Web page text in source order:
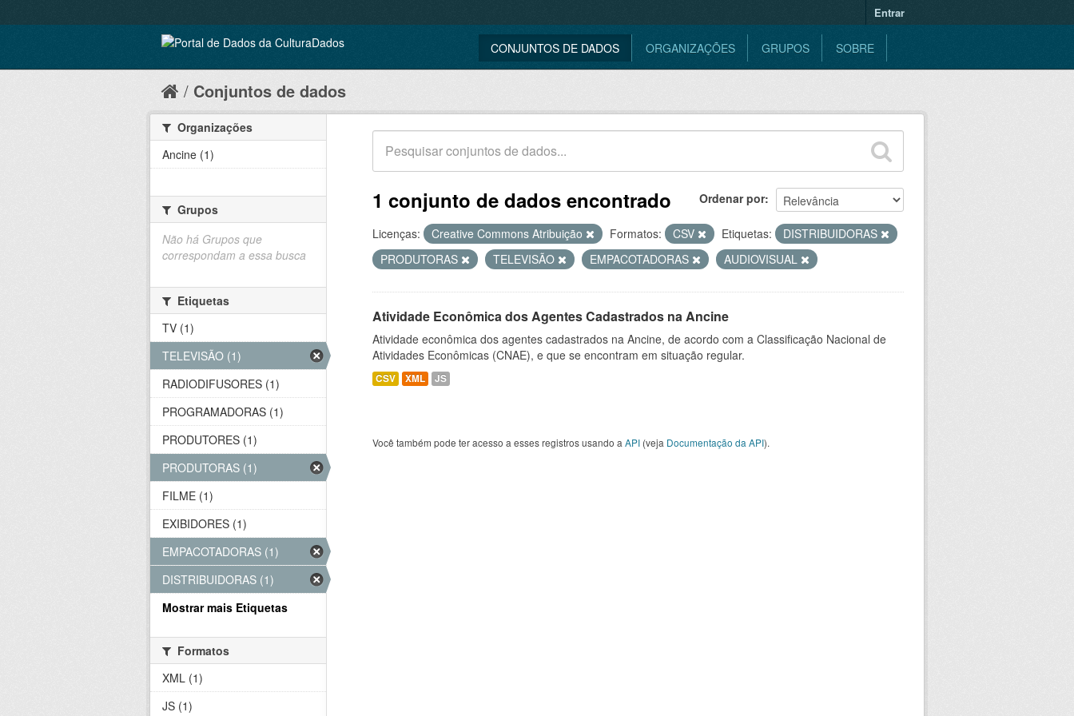
Entrar
CONJUNTOS DE DADOS ORGANIZAÇÕES GRUPOS SOBRE
Conjuntos de dados
Ordenar por
1 conjunto de dados encontrado
Licenças: Creative Commons Atribuição Formatos: CSV Etiquetas:
DISTRIBUIDORAS
PRODUTORAS
TELEVISÃO EMPACOTADORAS AUDIOVISUAL
Atividade Econômica dos Agentes Cadastrados na Ancine
Atividade econômica dos agentes cadastrados na Ancine, de acordo com a Classificação Nacional de
Atividades Econômicas (CNAE), e que se encontram em situação regular.
CSV XML JS
Você também pode ter acesso a esses registros usando a API (veja Documentação da API).
Organizações
Ancine (1)
Grupos
Não há Grupos que
correspondam a essa busca
Etiquetas
TV (1)
TELEVISÃO (1)
RADIODIFUSORES (1)
PROGRAMADORAS (1)
PRODUTORES (1)
PRODUTORAS (1)
FILME (1)
EXIBIDORES (1)
EMPACOTADORAS (1)
DISTRIBUIDORAS (1)
Mostrar mais Etiquetas
Formatos
XML (1)
JS (1)